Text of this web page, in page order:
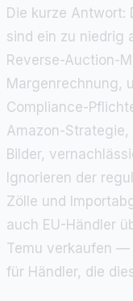
Die kurze Antwort:
sind ein zu niedrig
Reverse-Auction-
Margenrechnung,
Compliance-
Amazon-
Bilder,
Ignorieren der
Zölle und
auch EU-Händler
Temu verkaufen —
für Händler, die